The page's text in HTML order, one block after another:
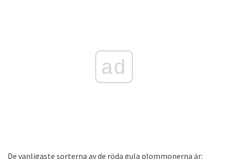
ad
De vanligaste sorterna av de röda gula plommonerna är: